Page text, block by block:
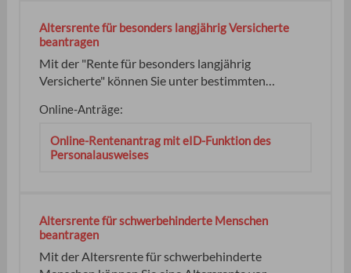
Altersrente für besonders langjährig Versicherte
beantragen
Mit der "Rente für besonders langjährig
Versicherte" können Sie unter bestimmten
Regelaltersgrenze erhalten. Hinweis: Die
Altersrente für besonders langjährig Versicherte
können Sie nicht vorzeitig in Anspruch nehmen –
Online-Anträge:
Online-Rentenantrag mit eID-Funktion des
Personalausweises
Altersrente für schwerbehinderte Menschen
beantragen
Mit der Altersrente für schwerbehinderte